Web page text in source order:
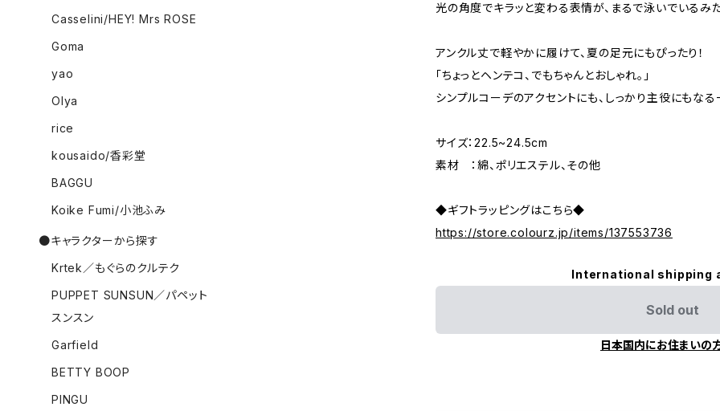
光の角度でキラッと変わる表情が、まるで泳いでいるみ
アンクル丈で軽やかに履けて、夏の足元にもぴったり！
「ちょっとヘンテコ、でもちゃんとおしゃれ。」
シンプルコーデのアクセントにも、しっかり主役にもなる
サイズ：22.5~24.5cm
素材 ：綿、ポリエステル、その他
◆ギフトラッピングはこちら◆
https://store.colourz.jp/items/137553736
International shipping
Sold out
日本国内にお住まいの
Casselini/HEY! Mrs ROSE
Goma
yao
Olya
rice
kousaido/香彩堂
BAGGU
Koike Fumi/小池ふみ
●キャラクターから探す
Krtek／もぐらのクルテク
PUPPET SUNSUN／パペット
スンスン
Garfield
BETTY BOOP
PINGU